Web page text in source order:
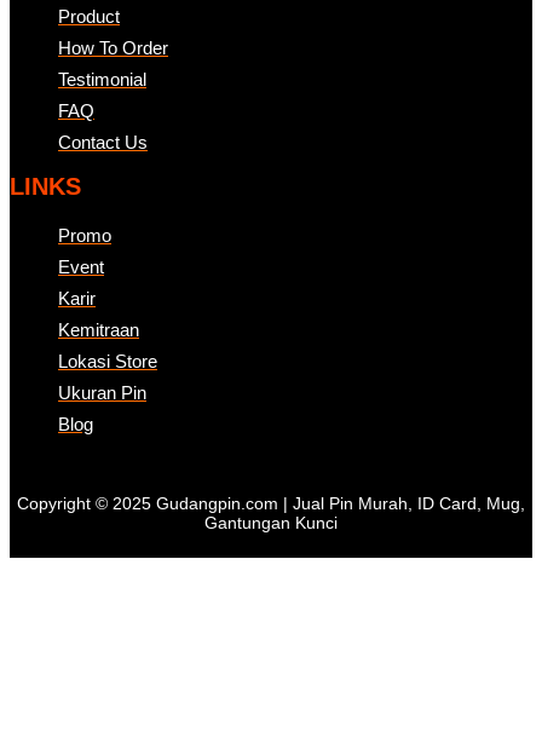
Product
How To Order
Testimonial
FAQ
Contact Us
LINKS
Promo
Event
Karir
Kemitraan
Lokasi Store
Ukuran Pin
Blog
Copyright © 2025 Gudangpin.com | Jual Pin Murah, ID Card, Mug,
Gantungan Kunci